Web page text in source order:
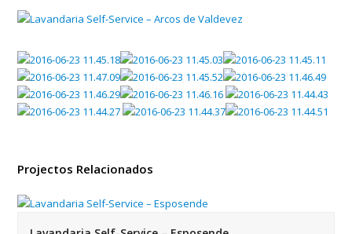
Projectos Relacionados